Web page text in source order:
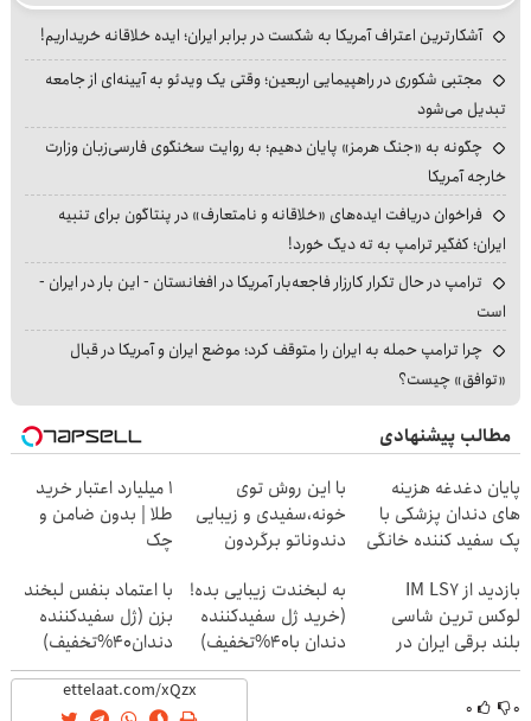
آشکارترین اعتراف آمریکا به شکست در برابر ایران؛ ایده خلاقانه خریداریم!
مجتبی شکوری در راهپیمایی اربعین؛ وقتی یک ویدئو به آیینه‌ای از جامعه
تبدیل می‌شود
چگونه به «جنگ هرمز» پایان دهیم؛ به روایت سخنگوی فارسی‌زبان وزارت
خارجه آمریکا
فراخوان دریافت ایده‌های «خلاقانه و نامتعارف» در پنتاگون برای تنبیه
ایران؛ کفگیر ترامپ به ته دیگ خورد!
ترامپ در حال تکرار کارزار فاجعه‌بار آمریکا در افغانستان - این بار در ایران -
است
چرا ترامپ حمله به ایران را متوقف کرد؛ موضع ایران و آمریکا در قبال
«توافق» چیست؟
مطالب پیشنهادی
پایان دغدغه هزینه
های دندان پزشکی با
پک سفید کننده خانگی
با این روش توی
خونه،سفیدی و زیبایی
دندوناتو برگردون
۱ میلیارد اعتبار خرید
طلا | بدون ضامن و
چک
بازدید از IM LS7
لوکس ترین شاسی
بلند برقی ایران در
باشگاه انقلاب
به لبخندت زیبایی بده!
(خرید ژل سفیدکننده
دندان با40%تخفیف)
با اعتماد بنفس لبخند
بزن (ژل سفیدکننده
دندان40%تخفیف)
۰ ۰